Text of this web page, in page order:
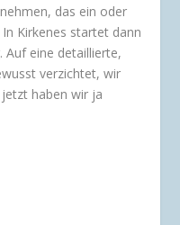
das ein oder
Kirkenes startet dann
Auf eine detaillierte,
verzichtet, wir
haben wir ja